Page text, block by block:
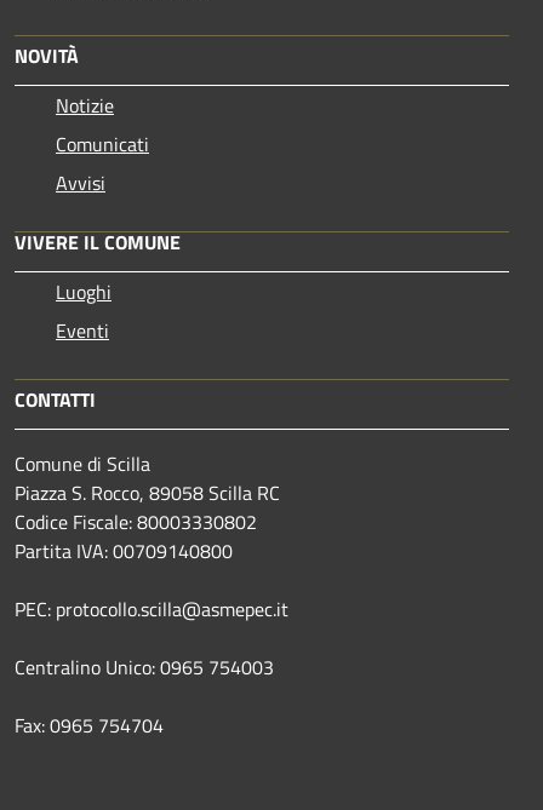
NOVITÀ
Notizie
Comunicati
Avvisi
VIVERE IL COMUNE
Luoghi
Eventi
CONTATTI
Comune di Scilla
Piazza S. Rocco, 89058 Scilla RC
Codice Fiscale: 80003330802
Partita IVA: 00709140800
PEC: protocollo.scilla@asmepec.it
Centralino Unico: 0965 754003
Fax: 0965 754704